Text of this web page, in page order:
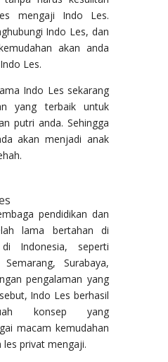
mengaji Indo Les.
Indo Les, dan
akan anda
Les.
Indo Les sekarang
yang terbaik untuk
putri anda. Sehingga
akan menjadi anak
pendidikan dan
lama bertahan di
Indonesia, seperti
Surabaya,
pengalaman yang
Indo Les berhasil
konsep yang
macam kemudahan
les privat mengaji.